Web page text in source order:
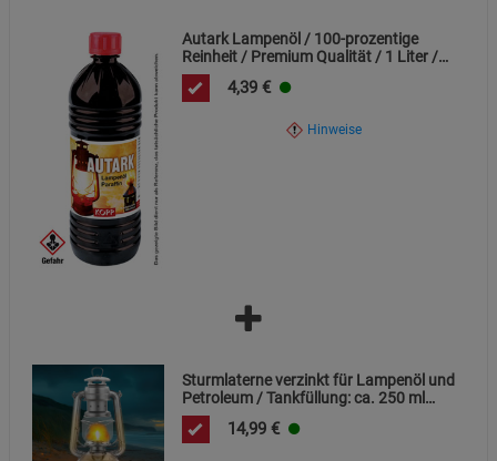
Autark Lampenöl / 100-prozentige
Reinheit / Premium Qualität / 1 Liter /
auch im 12er Karton / hochwertiges
Paraffinöl
4,39 €
Hinweise
Sturmlaterne verzinkt für Lampenöl und
Petroleum / Tankfüllung: ca. 250 ml
(200g) Lampenöl / Brenndauer ca. 20
Stunden14,99 €